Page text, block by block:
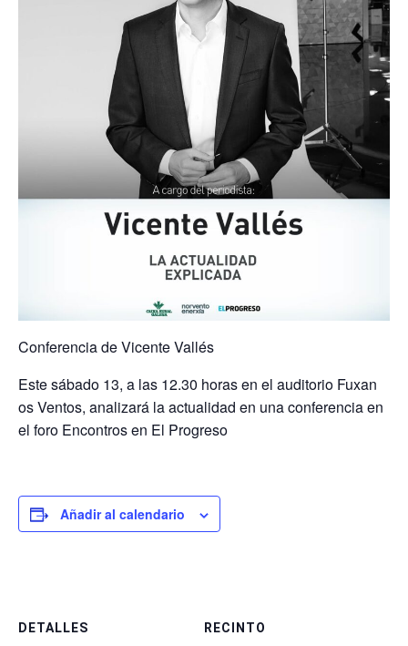
Conferencia de Vicente Vallés
Este sábado 13, a las 12.30 horas en el auditorio Fuxan
os Ventos, analizará la actualidad en una conferencia en
el foro Encontros en El Progreso
Añadir al calendario
DETALLES RECINTO